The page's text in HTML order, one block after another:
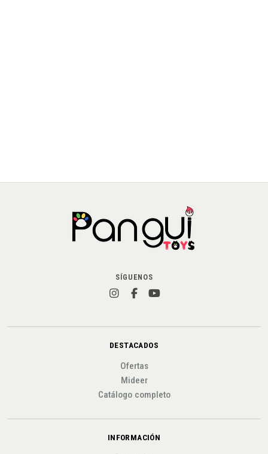
SÍGUENOS
DESTACADOS
Ofertas
Mideer
Catálogo completo
INFORMACIÓN